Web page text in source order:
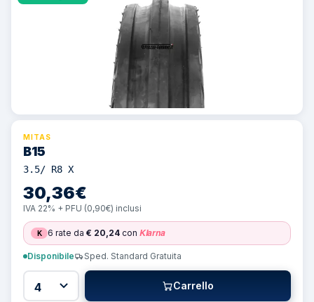
MITAS
B15
3.5/ R8 X
30,36€
IVA 22% + PFU (0,90€) inclusi
K 6 rate da € 20,24 con Klarna
Disponibile Sped. Standard Gratuita
Carrello